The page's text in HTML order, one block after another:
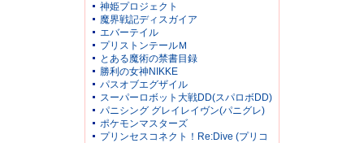
神姫プロジェクト
魔界戦記ディスガイア
エバーテイル
プリストンテールＭ
とある魔術の禁書目録
勝利の女神NIKKE
パスオブエグザイル
スーパーロボット大戦DD(スパロボDD)
パニシング グレイレイヴン(パニグレ)
ポケモンマスターズ
プリンセスコネクト！Re:Dive (プリコ